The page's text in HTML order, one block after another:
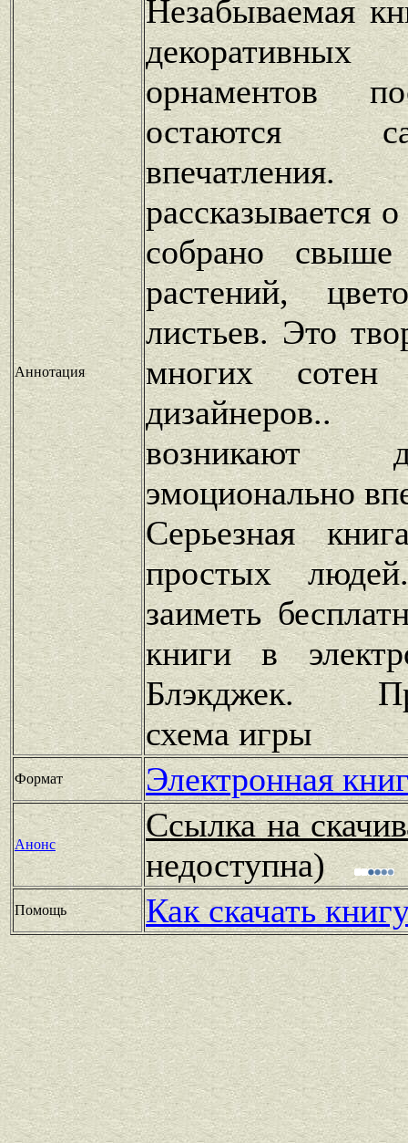
Аннотация
Незабываемая
орнаментов
остаются
рассказывается
собрано
растений,
листьев. Это
многих
возникают
эмоционально
Серьезная
простых
заиметь
книги в
Блэкджек.
схема игры
Формат Электронная
Анонс
Ссылка на
недоступна)
Помощь Как скачать